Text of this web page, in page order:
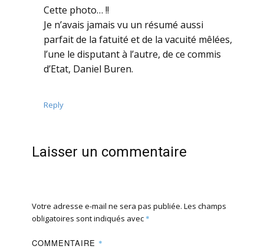
Cette photo… !!
Je n’avais jamais vu un résumé aussi
parfait de la fatuité et de la vacuité mêlées,
l’une le disputant à l’autre, de ce commis
d’Etat, Daniel Buren.
Reply
Laisser un commentaire
Votre adresse e-mail ne sera pas publiée. Les champs
obligatoires sont indiqués avec *
COMMENTAIRE *